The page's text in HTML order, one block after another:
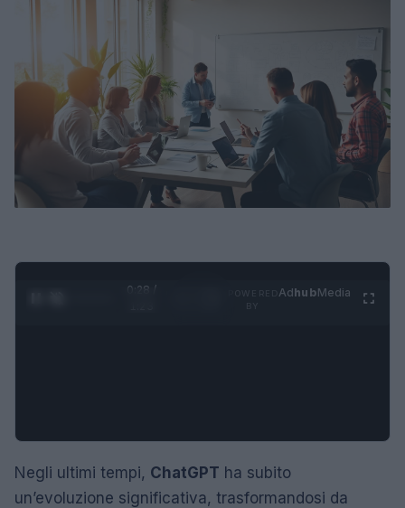
0:29 /
AdhubMedia
Negli ultimi tempi, ChatGPT ha subito
un’evoluzione significativa, trasformandosi da